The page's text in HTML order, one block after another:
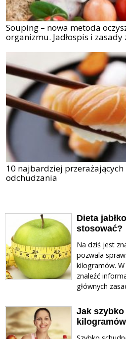
Souping – nowa metoda
organizmu. Jadłospis i
10 najbardziej
odchudzania
Dieta
stosować?
Na dziś jest
pozwala
kilogramów.
znaleźć
głównych
Jak